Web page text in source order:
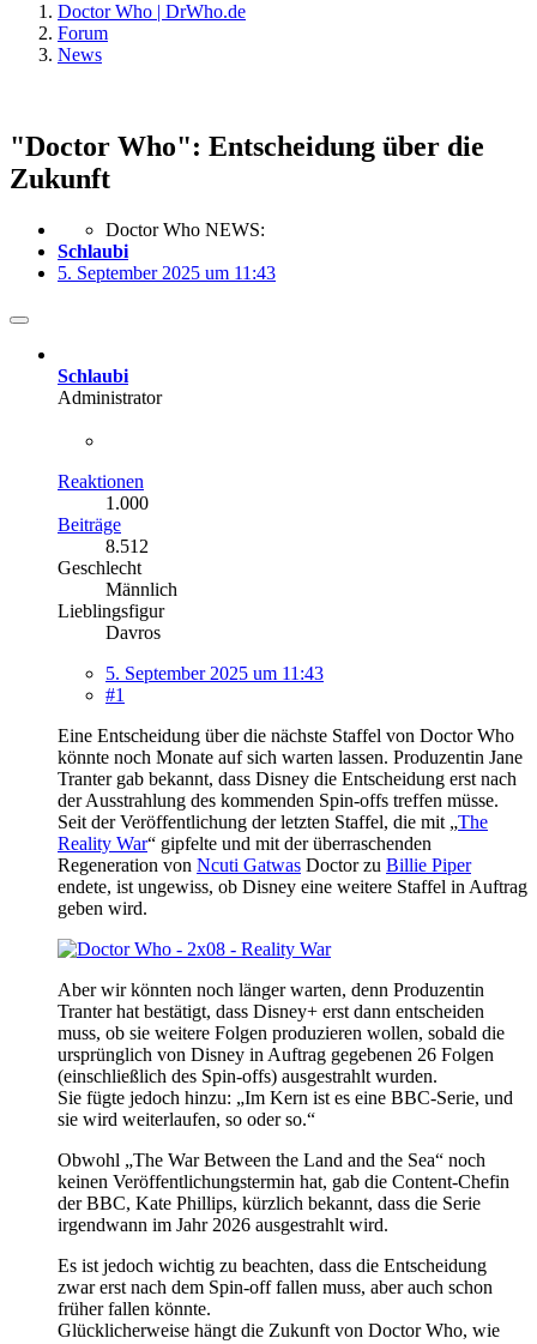
Doctor Who | DrWho.de
Forum
News
"Doctor Who": Entscheidung über die
Zukunft
Doctor Who NEWS:
Schlaubi
5. September 2025 um 11:43
Schlaubi
Administrator
Reaktionen
1.000
Beiträge
8.512
Geschlecht
Männlich
Lieblingsfigur
Davros
5. September 2025 um 11:43
#1
Eine Entscheidung über die nächste Staffel von Doctor Who
könnte noch Monate auf sich warten lassen. Produzentin Jane
Tranter gab bekannt, dass Disney die Entscheidung erst nach
der Ausstrahlung des kommenden Spin-offs treffen müsse.
Seit der Veröffentlichung der letzten Staffel, die mit „The
Reality War“ gipfelte und mit der überraschenden
Regeneration von Ncuti Gatwas Doctor zu Billie Piper
endete, ist ungewiss, ob Disney eine weitere Staffel in Auftrag
geben wird.
Aber wir könnten noch länger warten, denn Produzentin
Tranter hat bestätigt, dass Disney+ erst dann entscheiden
muss, ob sie weitere Folgen produzieren wollen, sobald die
ursprünglich von Disney in Auftrag gegebenen 26 Folgen
(einschließlich des Spin-offs) ausgestrahlt wurden.
Sie fügte jedoch hinzu: „Im Kern ist es eine BBC-Serie, und
sie wird weiterlaufen, so oder so.“
Obwohl „The War Between the Land and the Sea“ noch
keinen Veröffentlichungstermin hat, gab die Content-Chefin
der BBC, Kate Phillips, kürzlich bekannt, dass die Serie
irgendwann im Jahr 2026 ausgestrahlt wird.
Es ist jedoch wichtig zu beachten, dass die Entscheidung
zwar erst nach dem Spin-off fallen muss, aber auch schon
früher fallen könnte.
Glücklicherweise hängt die Zukunft von Doctor Who, wie